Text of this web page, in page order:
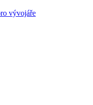
vývojáře